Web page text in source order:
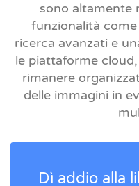
sono altamente
funzionalità
ricerca avanzati e
le piattaforme
rimanere
delle immagini in
Dì addio alla